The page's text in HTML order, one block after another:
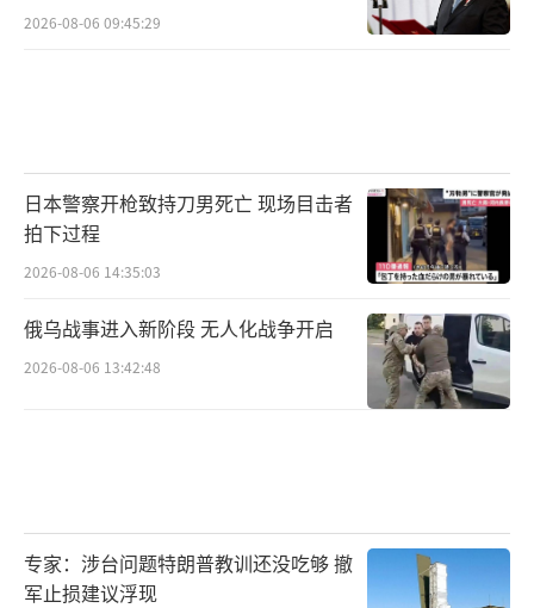
2026-08-06 09:45:29
日本警察开枪致持刀男死亡 现场目击者
拍下过程
2026-08-06 14:35:03
俄乌战事进入新阶段 无人化战争开启
2026-08-06 13:42:48
专家：涉台问题特朗普教训还没吃够 撤
军止损建议浮现